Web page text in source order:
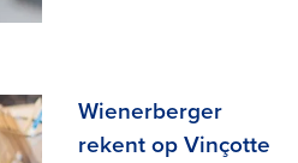
Wienerberger
rekent op Vinçotte